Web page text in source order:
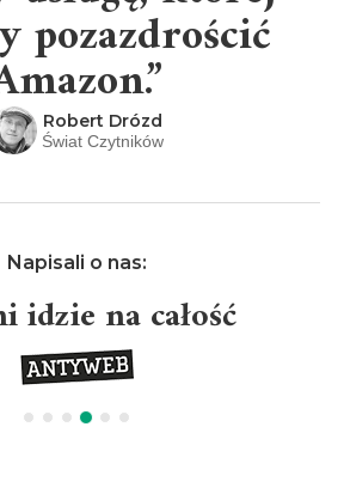
pozazdrościć
Robert Drózd
Świat Czytników
Napisali o nas:
idzie na całość